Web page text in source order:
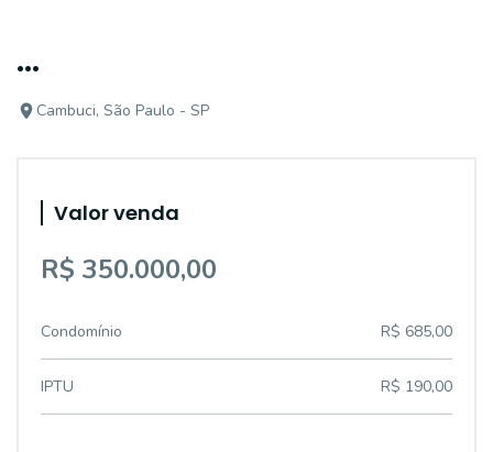
...
Cambuci, São Paulo - SP
Valor venda
R$ 350.000,00
Condomínio R$ 685,00
IPTU R$ 190,00